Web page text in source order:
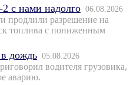
с нами надолго 06.08.2026
продлили разрешение на
топлива с пониженным
дождь 05.08.2026
водителя грузовика,
аварию.